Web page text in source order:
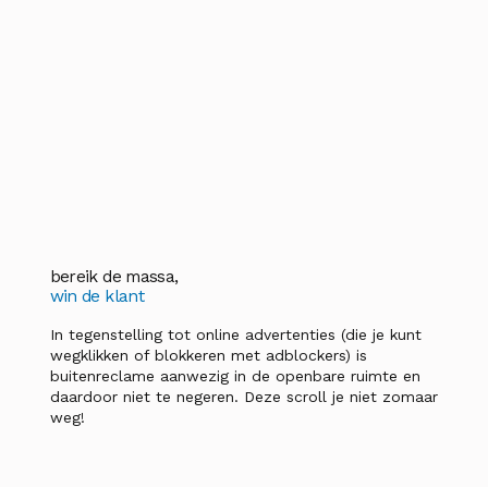
bereik de massa,
win de klant
In tegenstelling tot online advertenties (die je kunt
wegklikken of blokkeren met adblockers) is
buitenreclame aanwezig in de openbare ruimte en
daardoor niet te negeren. Deze scroll je niet zomaar
weg!